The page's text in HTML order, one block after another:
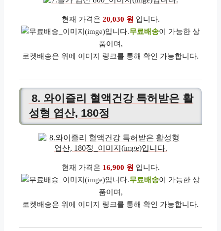
현재 가격은 20,030 원 입니다.
무료배송이 가능한 상
품이며,
로켓배송은 위에 이미지 링크를 통해 확인 가능합니다.
8. 와이즐리 혈액건강 특허받은 활
성형 엽산, 180정
현재 가격은 16,900 원 입니다.
무료배송이 가능한 상
품이며,
로켓배송은 위에 이미지 링크를 통해 확인 가능합니다.